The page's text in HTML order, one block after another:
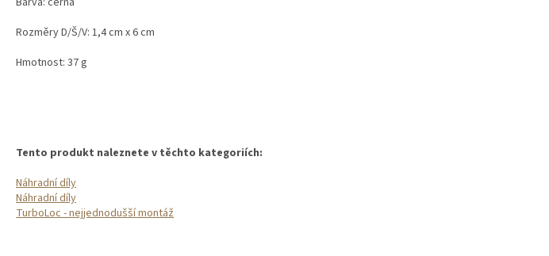
Rozměry D/Š/V: 1,4 cm x 6 cm
Hmotnost: 37 g
Tento produkt naleznete v těchto kategoriích:
Náhradní díly
Náhradní díly
TurboLoc - nejjednodušší montáž